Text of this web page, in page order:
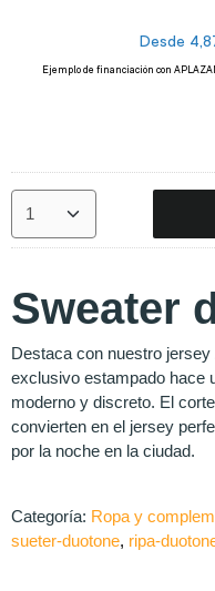
Sweater
Destaca con nuestro
exclusivo estampado hace
moderno y discreto. El
convierten en el jersey
por la noche en la ciudad.
Categoría: Ropa y
sueter-duotone ripa-